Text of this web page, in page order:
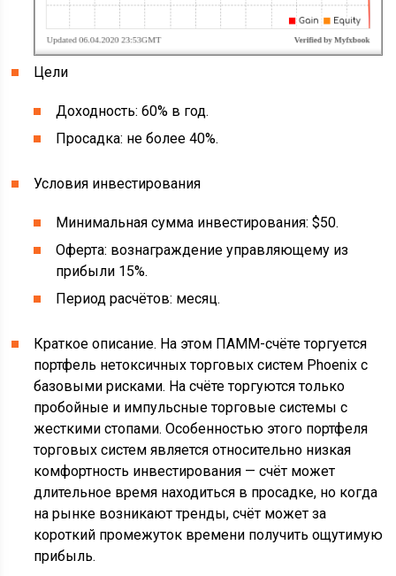
Цели
Доходность: 60% в год.
Просадка: не более 40%.
Условия инвестирования
Минимальная сумма инвестирования: $50.
Оферта: вознаграждение управляющему из
прибыли 15%.
Период расчётов: месяц.
Краткое описание. На этом ПАММ-счёте торгуется
портфель нетоксичных торговых систем Phoenix с
базовыми рисками. На счёте торгуются только
пробойные и импульсные торговые системы с
жесткими стопами. Особенностью этого портфеля
торговых систем является относительно низкая
комфортность инвестирования — счёт может
длительное время находиться в просадке, но когда
на рынке возникают тренды, счёт может за
короткий промежуток времени получить ощутимую
прибыль.